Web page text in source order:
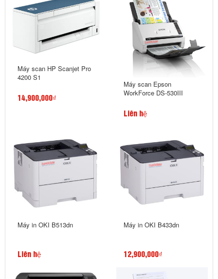
Máy scan HP Scanjet Pro
4200 S1
14,900,000₫
Máy scan Epson
WorkForce DS-530III
Liên hệ
Máy in OKI B513dn
Liên hệ
Máy in OKI B433dn
12,900,000₫